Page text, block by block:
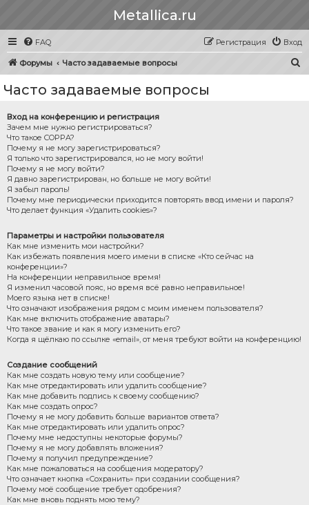
Metallica.ru
FAQ Вход
Регистрация
Форумы Часто задаваемые вопросы
Часто задаваемые вопросы
Вход на конференцию и регистрация
Зачем мне нужно регистрироваться?
Что такое COPPA?
Почему я не могу зарегистрироваться?
Я только что зарегистрировался, но не могу войти!
Почему я не могу войти?
Я давно зарегистрирован, но больше не могу войти!
Я забыл пароль!
Почему мне периодически приходится повторять ввод имени и пароля?
Что делает функция «Удалить cookies»?
Параметры и настройки пользователя
Как мне изменить мои настройки?
Как избежать появления моего имени в списке «Кто сейчас на
конференции»?
На конференции неправильное время!
Я изменил часовой пояс, но время всё равно неправильное!
Моего языка нет в списке!
Что означают изображения рядом с моим именем пользователя?
Как мне включить отображение аватары?
Что такое звание и как я могу изменить его?
Когда я щёлкаю по ссылке «email», от меня требуют войти на конференцию!
Создание сообщений
Как мне создать новую тему или сообщение?
Как мне отредактировать или удалить сообщение?
Как мне добавить подпись к своему сообщению?
Как мне создать опрос?
Почему я не могу добавить больше вариантов ответа?
Как мне отредактировать или удалить опрос?
Почему мне недоступны некоторые форумы?
Почему я не могу добавлять вложения?
Почему я получил предупреждение?
Как мне пожаловаться на сообщения модератору?
Что означает кнопка «Сохранить» при создании сообщения?
Почему моё сообщение требует одобрения?
Как мне вновь поднять мою тему?